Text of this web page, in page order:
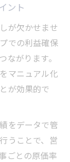
ント
が欠かせませ
での利益確保
ながります。
マニュアル化
が効果的で
をデータで管
うことで、営
ごとの原価率